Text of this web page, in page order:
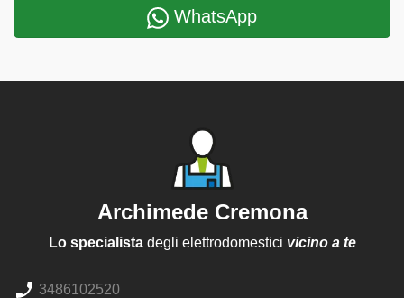
WhatsApp
Archimede Cremona
Lo specialistadegli elettrodomestici vicino a te
3486102520